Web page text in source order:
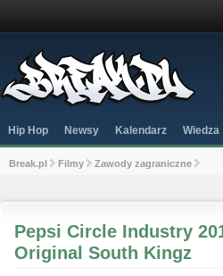
Hip Hop Newsy Kalendarz Wiedza
Break.pl Filmy Zawody zagraniczne
Pepsi Circle Industry
Original South Kingz